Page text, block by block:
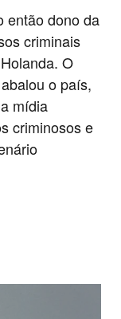
então dono da
criminais
O
o país,
mídia
criminosos e